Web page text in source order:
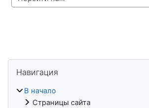
Навигация
В начало
Страницы сайта